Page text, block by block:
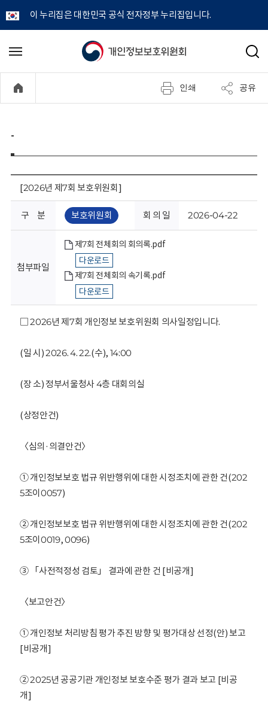
이 누리집은 대한민국 공식 전자정부 누리집입니다.
개
정
보
호
위
원
회
메
기
검
인쇄 공유
-
[2026년 제7회 보호위원회]
구 분 보호위원회 회 의 일 2026-04-22
첨부파일
제7회 전체회의 회의록.pdf
다운로드
제7회 전체회의 속기록.pdf
다운로드
□ 2026년 제7회 개인정보 보호위원회 의사일정입니다.
(일 시) 2026. 4. 22.(수), 14:00
(장 소) 정부서울청사 4층 대회의실
(상정안건)
〈심의·의결안건〉
① 개인정보보호 법규 위반행위에 대한 시정조치에 관한 건(202
5조이0057)
② 개인정보보호 법규 위반행위에 대한 시정조치에 관한 건(202
5조이0019, 0096)
③ 「사전적정성 검토」 결과에 관한 건 [비공개]
〈보고안건〉
① 개인정보 처리방침 평가 추진 방향 및 평가대상 선정(안) 보고
[비공개]
② 2025년 공공기관 개인정보 보호수준 평가 결과 보고 [비공
개]